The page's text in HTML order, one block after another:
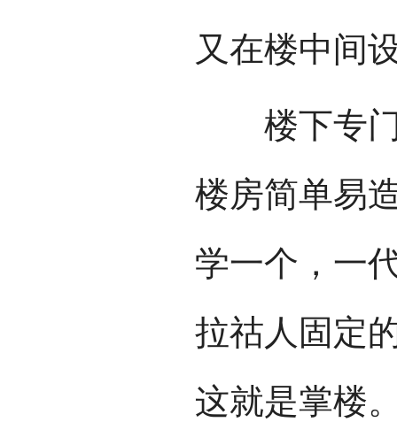
又在楼中间
楼下专门
楼房简单易
学一个，一
拉祜人固定
这就是掌楼